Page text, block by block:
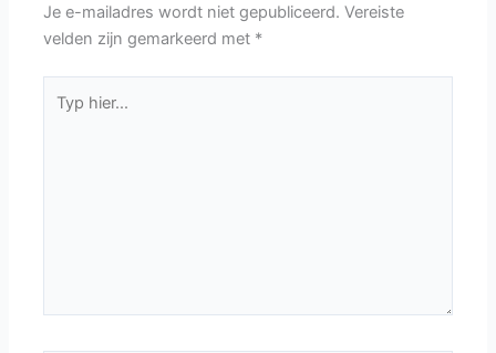
Je e-mailadres wordt niet gepubliceerd. Vereiste
velden zijn gemarkeerd met *
hier...